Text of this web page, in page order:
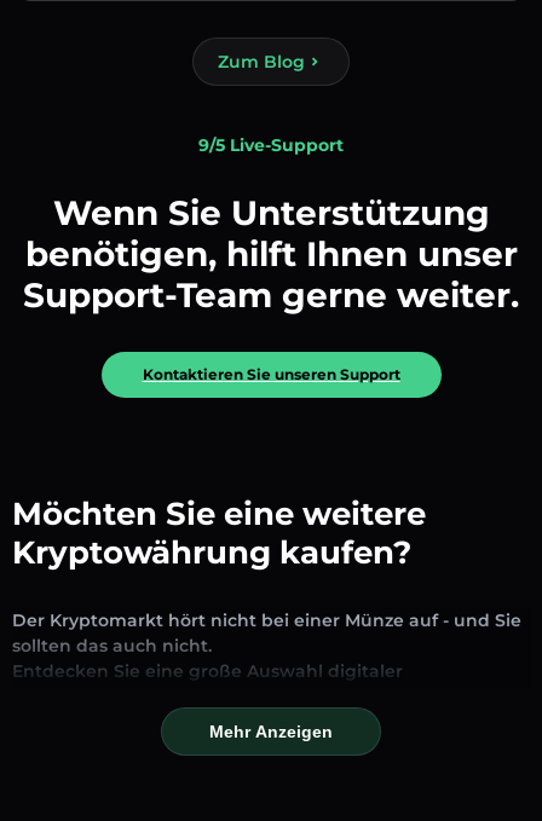
Zum Blog
9/5 Live-Support
Wenn Sie Unterstützung
benötigen, hilft Ihnen unser
Support-Team gerne weiter.
Kontaktieren Sie unseren Support
Möchten Sie eine weitere
Kryptowährung kaufen?
Der Kryptomarkt hört nicht bei einer Münze auf - und Sie
sollten das auch nicht.
Entdecken Sie eine große Auswahl digitaler
Austausch und Handel verfügbar sind. Ob etablierte
Stablecoins, vielversprechende Altcoins oder trendige
Mehr Anzeigen